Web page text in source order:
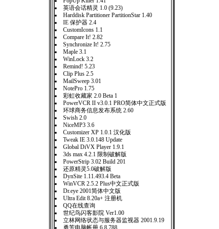
英语会话精灵 1.0 (9.23)
Harddisk Partitioner PartitionStar 1.40
IE 保护器 2.4
CustomIcons 1.1
Compare It! 2.82
Synchronize It! 2.75
Maple 3.1
WinLock 3.2
Remind! 5.23
Clip Plus 2.5
MailSweep 3.01
NotePro 1.75
彩虹收藏家 2.0 Beta 1
PowerVCR II v3.0.1 PRO简体中文正式版
环球商务信息发布系统 2.60
Swish 2.0
NiceMP3 3.6
Customizer XP 1.0.1 汉化版
Tweak IE 3.0.148 Update
Global DiVX Player 1.9.1
3ds max 4.2.1 限制破解版
PowerStrip 3.02 Build 201
还原精灵5.0破解版
DynSite 1.11.493.4 Beta
WinVCR 2.5.2 Plus中文正式版
Dr.eye 2001简体中文版
Ultra Edit 8.20a+ 注册机
QQ在线查询
世纪鸟闪客影院 Ver1.00
立林网络状态与服务器监视器 2001.9.19
勇芳电脑帐册 6.8.788